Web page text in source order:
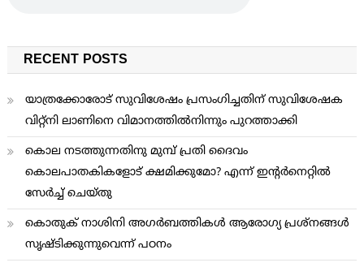
RECENT POSTS
യാത്രക്കോരോട് സുവിശേഷം പ്രസംഗിച്ചതിന് സുവിശേഷക
വിറ്റ്നി ലാണിനെ വിമാനത്തില്‍നിന്നും പുറത്താക്കി
കൊല നടത്തുന്നതിനു മുമ്പ് പ്രതി ദൈവം
കൊലപാതകികളോട് ക്ഷമിക്കുമോ? എന്ന് ഇന്റര്‍നെറ്റില്‍
സേര്‍ച്ച് ചെയ്തു
കൊതുക് നാശിനി അഗര്‍ബത്തികള്‍ ആരോഗ്യ പ്രശ്നങ്ങള്‍
സൃഷ്ടിക്കുന്നുവെന്ന് പഠനം